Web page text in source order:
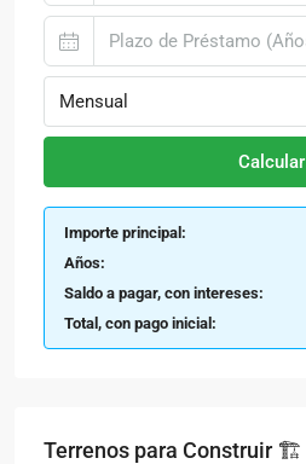
Mensual
Calcular
Importe principal:
Años:
Saldo a pagar, con intereses:
Total, con pago inicial:
Terrenos para Construir 🏗